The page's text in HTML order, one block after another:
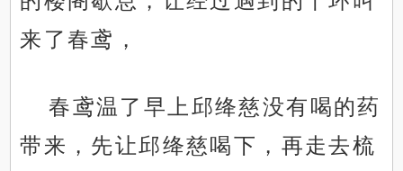
来了春鸢，
春鸢温了早上邱绛慈没有喝的药
带来，先让邱绛慈喝下，再走去梳